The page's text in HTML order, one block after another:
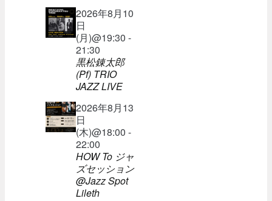
2026年8月10
日
(月)@19:30 -
21:30
黒松錬太郎
(Pf) TRIO
JAZZ LIVE
2026年8月13
日
(木)@18:00 -
22:00
HOW To ジャ
ズセッション
@Jazz Spot
Lileth